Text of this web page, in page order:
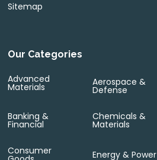
Sitemap
Our Categories
Advanced
Materials Aerospace &
Defense
Banking &
Financial
Chemicals &
Materials
Consumer Energy & Power